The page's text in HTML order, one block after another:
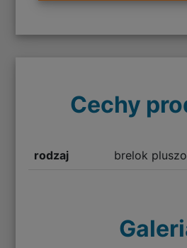
Cechy
rodzaj brelok